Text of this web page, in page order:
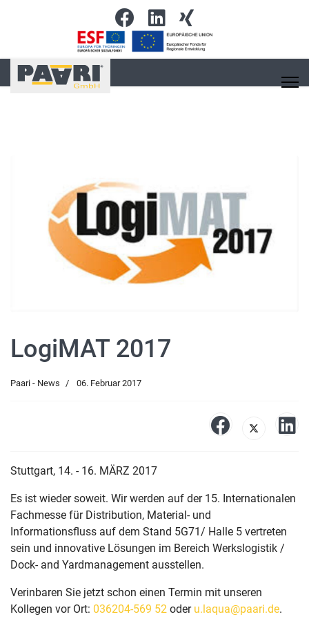
LogiMAT 2017
Paari - News 06. Februar 2017
Stuttgart, 14. - 16. MÄRZ 2017
Es ist wieder soweit. Wir werden auf der 15. Internationalen
Fachmesse für Distribution, Material- und
Informationsfluss auf dem Stand 5G71/ Halle 5 vertreten
sein und innovative Lösungen im Bereich Werkslogistik /
Dock- and Yardmanagement ausstellen.
Verinbaren Sie jetzt schon einen Termin mit unseren
Kollegen vor Ort: 036204-569 52 oder u.laqua@paari.de.